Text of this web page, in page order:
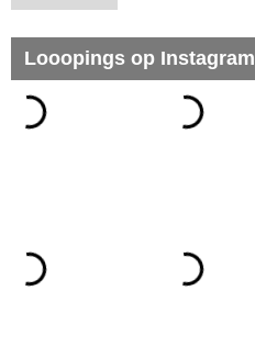
Looopings op Instagram